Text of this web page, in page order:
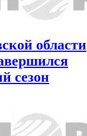
области
сезон